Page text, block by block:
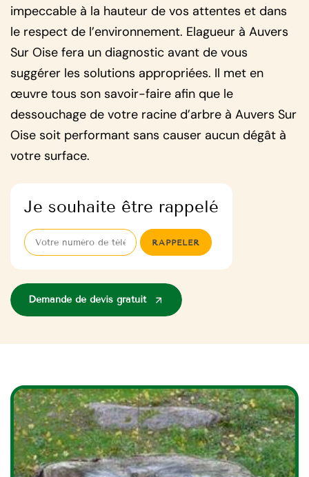
impeccable à la hauteur de vos attentes et dans
le respect de l’environnement. Elagueur à Auvers
Sur Oise fera un diagnostic avant de vous
suggérer les solutions appropriées. Il met en
œuvre tous son savoir-faire afin que le
dessouchage de votre racine d’arbre à Auvers Sur
Oise soit performant sans causer aucun dégât à
votre surface.
Je souhaite être rappelé
Demande de devis gratuit